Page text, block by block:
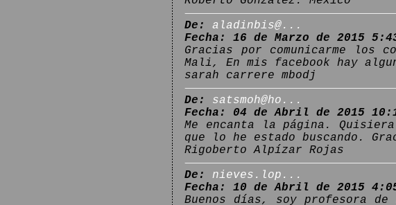
De:
aladinbis@...
Fecha: 16 de Marzo de 2015
Gracias por comunicarme los
Mali, En mis facebook hay
sarah carrere mbodj
De:
satsmoh@ho...
Fecha: 04 de Abril de 2015
Me encanta la página.
que lo he estado buscando.
Rigoberto Alpízar Rojas
De:
nieves.lop...
Fecha: 10 de Abril de 2015
Buenos días, soy profesora